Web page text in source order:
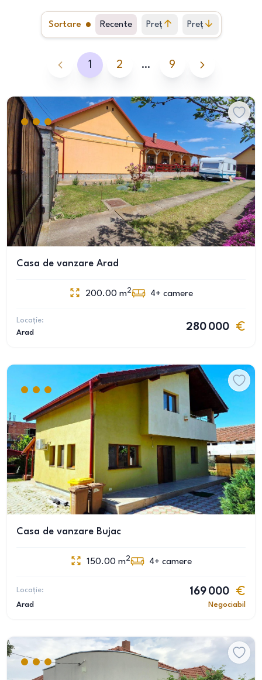
Sortare Recente Preț
crescător
Preț
descrescător
1 2 … 9
Casa de vanzare Arad
200.00 m2 4+ camere
Locație:
Arad
280 000
Casa de vanzare Bujac
150.00 m2 4+ camere
Locație:
Arad
169 000
Negociabil